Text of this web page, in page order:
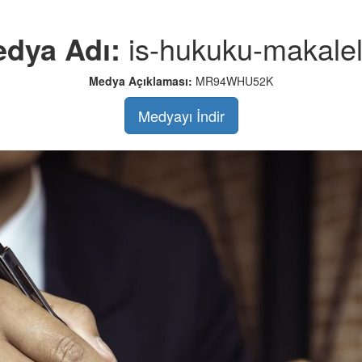
Adı: is-hukuku-
Medya Açıklaması: MR94WHU52K
Medyayı İndir